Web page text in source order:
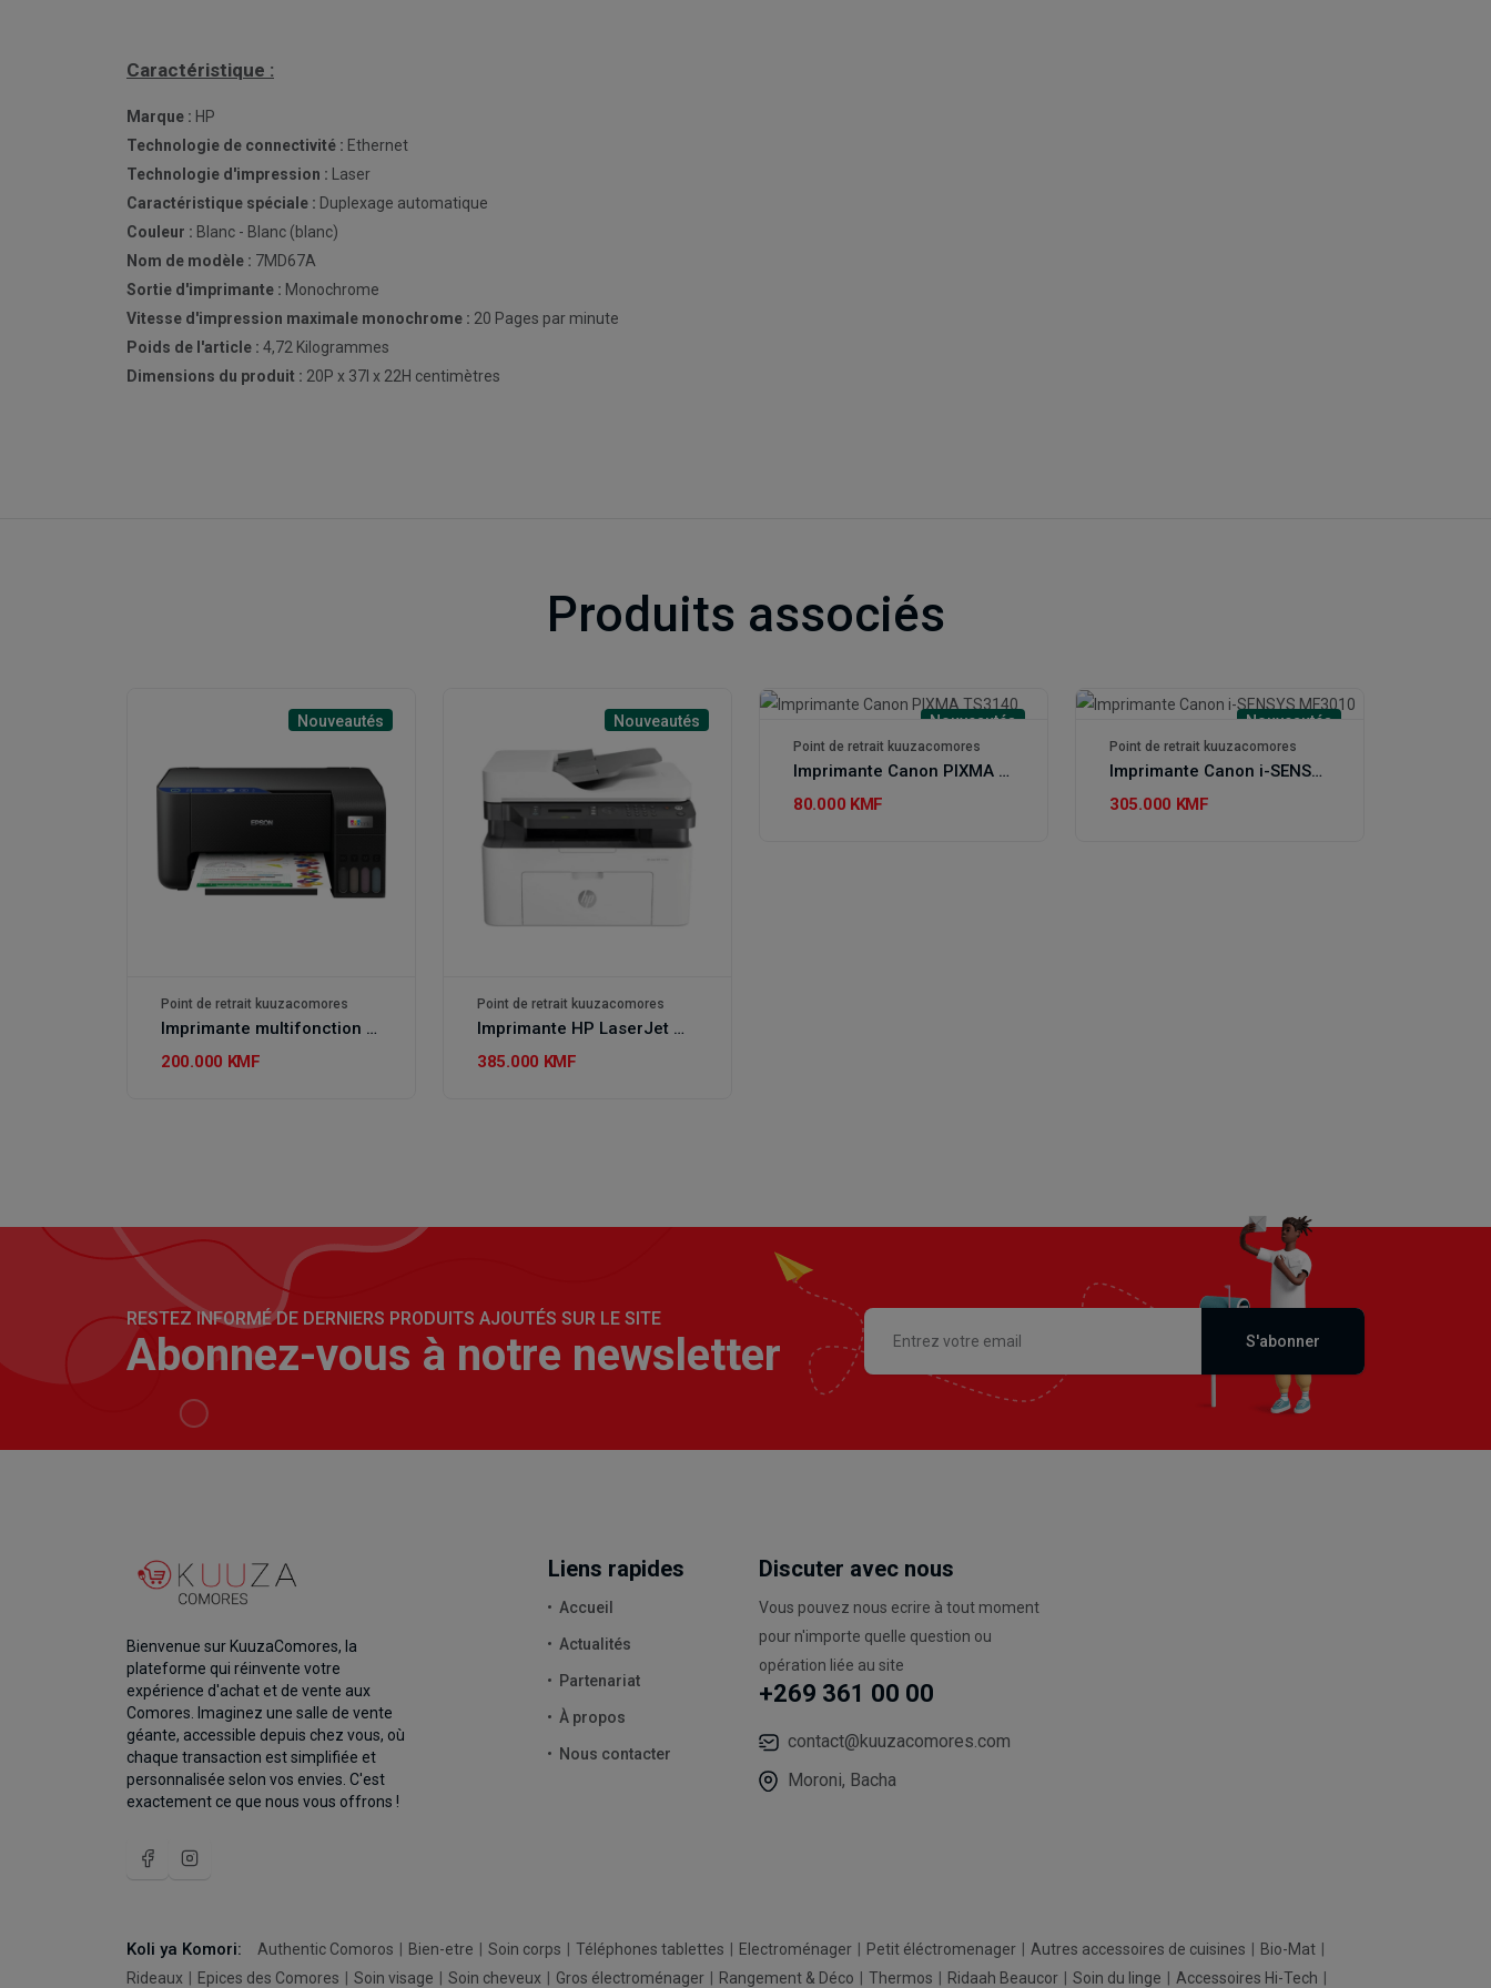
Caractéristique :
Marque : HP
Technologie de connectivité : Ethernet
Technologie d'impression : Laser
Caractéristique spéciale : Duplexage automatique
Couleur : Blanc - Blanc (blanc)
Nom de modèle : 7MD67A
Sortie d'imprimante : Monochrome
Vitesse d'impression maximale monochrome : 20 Pages par minute
Poids de l'article : 4,72 Kilogrammes
Dimensions du produit : 20P x 37l x 22H centimètres
Produits associés
Nouveautés
Point de retrait kuuzacomores
Imprimante multifonction Epson EcoTank L3252
200.000 KMF
Nouveautés
Point de retrait kuuzacomores
Imprimante HP LaserJet MFP 137fnw
385.000 KMF
Nouveautés
Point de retrait kuuzacomores
Imprimante Canon PIXMA TS3140
80.000 KMF
Nouveautés
Point de retrait kuuzacomores
Imprimante Canon i-SENSYS MF3010
305.000 KMF
RESTEZ INFORMÉ DE DERNIERS PRODUITS AJOUTÉS SUR LE SITE
Abonnez-vous à notre newsletter S'abonner
Bienvenue sur KuuzaComores, la
plateforme qui réinvente votre
expérience d'achat et de vente aux
Comores. Imaginez une salle de vente
géante, accessible depuis chez vous, où
chaque transaction est simplifiée et
personnalisée selon vos envies. C'est
exactement ce que nous vous offrons !
Liens rapides
Accueil
Actualités
Partenariat
À propos
Nous contacter
Discuter avec nous
Vous pouvez nous ecrire à tout moment
pour n'importe quelle question ou
opération liée au site
+269 361 00 00
contact@kuuzacomores.com
Moroni, Bacha
Koli ya Komori: Authentic Comoros Bien-etre Soin corps Téléphones tablettes Electroménager Petit éléctromenager Autres accessoires de cuisines
Bio-Mat
Rideaux
Epices des Comores Soin visage Soin cheveux Gros électroménager Rangement & Déco Thermos Ridaah Beaucor Soin du linge Accessoires Hi-Tech